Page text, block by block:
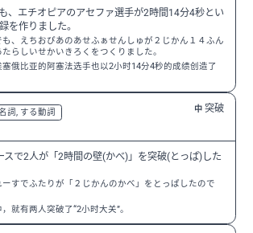
、エチオピアのアセファ選手が2時間14分4秒とい
を作りました。
も、えちおぴあのあせふぁせんしゅが２じかん１４ふん
らしいせかいきろくをつくりました。
俄比亚的阿塞法选手也以2小时14分4秒的成绩创造了
詞, する動詞 中 突破
スで2人が「2時間の壁(かべ)」を突破(とっぱ)した
すでふたりが「２じかんのかべ」をとっぱしたので
就有两人突破了“2小时大关”。